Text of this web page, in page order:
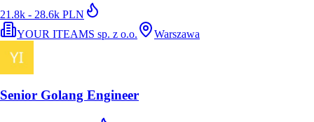
21.8k - 28.6k PLN
YOUR ITEAMS sp. z o.o.
Warszawa
Senior Golang Engineer